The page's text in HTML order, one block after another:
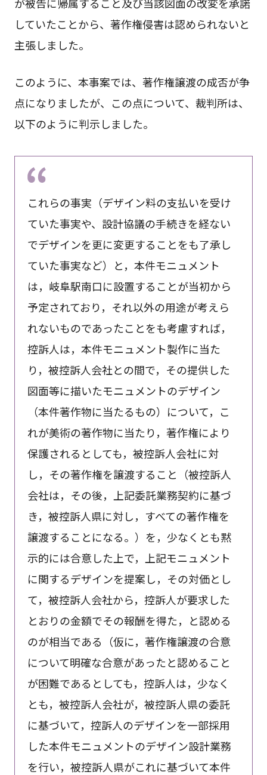
が被告に帰属すること及び当該図面の改変を承諾
していたことから、著作権侵害は認められないと
主張しました。
このように、本事案では、著作権譲渡の成否が争
点になりましたが、この点について、裁判所は、
以下のように判示しました。
これらの事実（デザイン料の支払いを受け
ていた事実や、設計協議の手続きを経ない
でデザインを更に変更することをも了承し
ていた事実など）と，本件モニュメント
は，岐阜駅南口に設置することが当初から
予定されており，それ以外の用途が考えら
れないものであったことをも考慮すれば，
控訴人は，本件モニュメント製作に当た
り，被控訴人会社との間で，その提供した
図面等に描いたモニュメントのデザイン
（本件著作物に当たるもの）について，こ
れが美術の著作物に当たり，著作権により
保護されるとしても，被控訴人会社に対
し，その著作権を譲渡すること（被控訴人
会社は，その後，上記委託業務契約に基づ
き，被控訴人県に対し，すべての著作権を
譲渡することになる。）を，少なくとも黙
示的には合意した上で，上記モニュメント
に関するデザインを提案し，その対価とし
て，被控訴人会社から，控訴人が要求した
とおりの金額でその報酬を得た，と認める
のが相当である（仮に，著作権譲渡の合意
について明確な合意があったと認めること
が困難であるとしても，控訴人は，少なく
とも，被控訴人会社が，被控訴人県の委託
に基づいて，控訴人のデザインを一部採用
した本件モニュメントのデザイン設計業務
を行い，被控訴人県がこれに基づいて本件